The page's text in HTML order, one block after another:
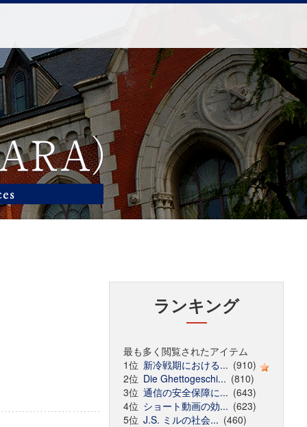
ランキング
最も多く閲覧されたアイテム
1位 新冷戦期における... (910)
2位 Die Ghettogeschi... (810)
3位 通信の安全保障に... (643)
4位 ショート動画の効... (623)
5位 J.S. ミルの社会... (460)